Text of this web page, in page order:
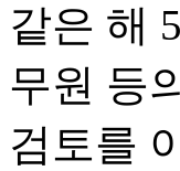
같은 해
무원 등
검토를